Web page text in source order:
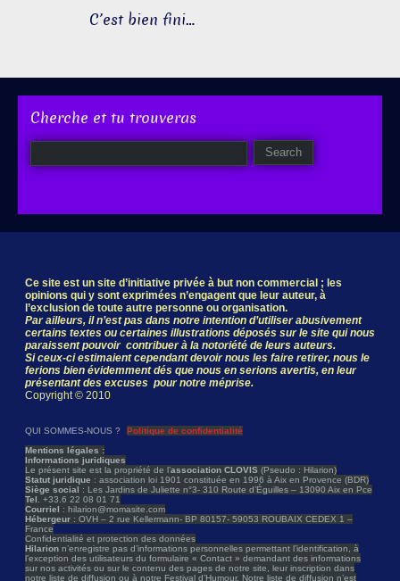
C’est bien fini…
Cherche et tu trouveras
Ce site est un site d’initiative privée à but non commercial ; les
opinions qui y sont exprimées n’engagent que leur auteur, à
l’exclusion de toute autre personne ou organisation.
Par ailleurs, il n’est pas dans notre intention d’utiliser abusivement
certains textes ou certaines illustrations déposés sur le site qui nous
paraissent pouvoir contribuer à la notoriété de leurs auteurs.
Si ceux-ci estimaient cependant devoir nous les faire retirer, nous le
ferions bien évidemment dés que nous en serions avertis, en leur
présentant des excuses pour notre méprise.
Copyright © 2010
QUI SOMMES-NOUS ?
Politique de confidentialité
Mentions légales :
Informations juridiques
Le présent site est la propriété de l’association CLOVIS (Pseudo : Hilarion)
Statut juridique : association loi 1901 constituée en 1996 à Aix en Provence (BDR)
Siège social : Les Jardins de Juliette n°3- 310 Route d’Éguilles – 13090 Aix en Pce
Tel . +33.6 22 08 01 71
Courriel : hilarion@momasite.com
Hébergeur : OVH – 2 rue Kellermann- BP 80157- 59053 ROUBAIX CEDEX 1 –
France
Confidentialité et protection des données
Hilarion n’enregistre pas d’informations personnelles permettant l’identification, à
l’exception des utilisateurs du formulaire « Contact » demandant des informations
sur nos activités ou sur le contenu des pages de notre site, leur inscription dans
notre liste de diffusion ou à notre Festival d’Humour. Notre liste de diffusion n’est